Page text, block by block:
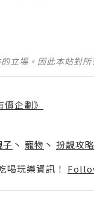
立場。因此本站對
企劃》
子 丶 寵物 丶 扮靚攻略
玩樂資訊！